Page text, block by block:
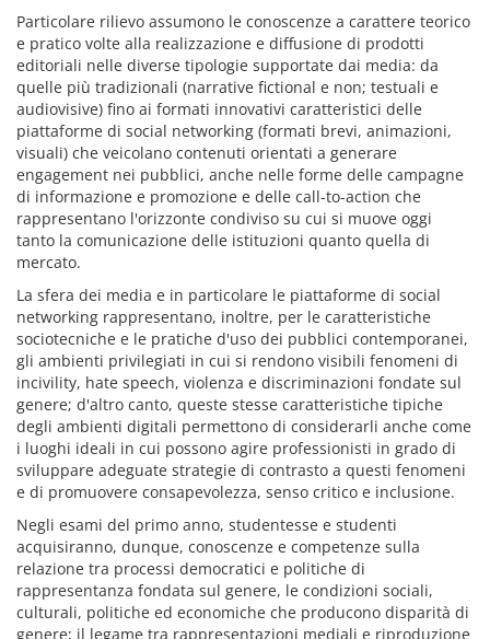
Particolare rilievo assumono le conoscenze a carattere teorico
e pratico volte alla realizzazione e diffusione di prodotti
editoriali nelle diverse tipologie supportate dai media: da
quelle più tradizionali (narrative fictional e non; testuali e
audiovisive) fino ai formati innovativi caratteristici delle
piattaforme di social networking (formati brevi, animazioni,
visuali) che veicolano contenuti orientati a generare
engagement nei pubblici, anche nelle forme delle campagne
di informazione e promozione e delle call-to-action che
rappresentano l'orizzonte condiviso su cui si muove oggi
tanto la comunicazione delle istituzioni quanto quella di
mercato.
La sfera dei media e in particolare le piattaforme di social
networking rappresentano, inoltre, per le caratteristiche
sociotecniche e le pratiche d'uso dei pubblici contemporanei,
gli ambienti privilegiati in cui si rendono visibili fenomeni di
incivility, hate speech, violenza e discriminazioni fondate sul
genere; d'altro canto, queste stesse caratteristiche tipiche
degli ambienti digitali permettono di considerarli anche come
i luoghi ideali in cui possono agire professionisti in grado di
sviluppare adeguate strategie di contrasto a questi fenomeni
e di promuovere consapevolezza, senso critico e inclusione.
Negli esami del primo anno, studentesse e studenti
acquisiranno, dunque, conoscenze e competenze sulla
relazione tra processi democratici e politiche di
rappresentanza fondata sul genere, le condizioni sociali,
culturali, politiche ed economiche che producono disparità di
genere; il legame tra rappresentazioni mediali e riproduzione